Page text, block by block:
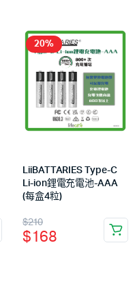
20%
LiiBATTARIES Type-C
Li-ion鋰電充電池-AAA
(每盒4粒)
$210
$168